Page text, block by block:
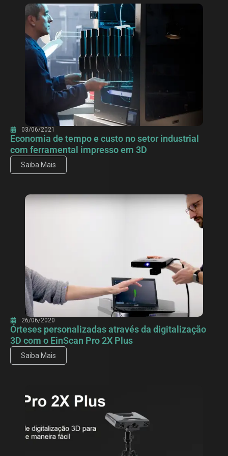
03/06/2021
Economia de tempo e custo no setor industrial
com ferramental impresso em 3D
Saiba Mais
26/06/2020
Órteses personalizadas através da digitalização
3D com o EinScan Pro 2X Plus
Saiba Mais